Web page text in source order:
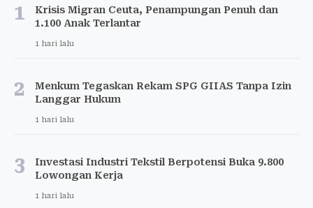
1
Krisis Migran Ceuta, Penampungan Penuh dan
1.100 Anak Terlantar
1 hari lalu
2
Menkum Tegaskan Rekam SPG GIIAS Tanpa Izin
Langgar Hukum
1 hari lalu
3
Investasi Industri Tekstil Berpotensi Buka 9.800
Lowongan Kerja
1 hari lalu